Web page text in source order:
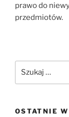
prawo do
przedmiotów.
OSTATNIE